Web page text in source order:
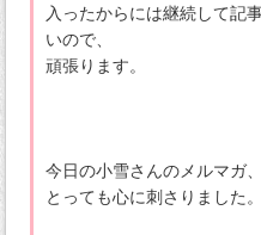
入ったからには継続して記
いので、
頑張ります。
今日の小雪さんのメルマガ、
とっても心に刺さりました。